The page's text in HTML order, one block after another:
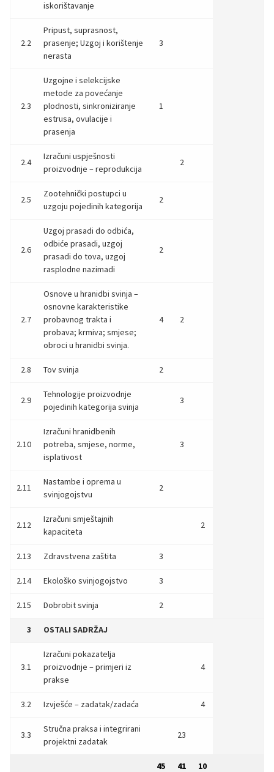
iskorištavanje
2.2
Pripust, suprasnost,
prasenje; Uzgoj i korištenje
nerasta
3
2.3
Uzgojne i selekcijske
metode za povećanje
plodnosti, sinkroniziranje
estrusa, ovulacije i
prasenja
1
2.4
Izračuni uspješnosti
proizvodnje – reprodukcija
2
2.5
Zootehnički postupci u
uzgoju pojedinih kategorija
2
2.6
Uzgoj prasadi do odbića,
odbiće prasadi, uzgoj
prasadi do tova, uzgoj
rasplodne nazimadi
2
2.7
Osnove u hranidbi svinja –
osnovne karakteristike
probavnog trakta i
probava; krmiva; smjese;
obroci u hranidbi svinja.
4 2
2.8 Tov svinja 2
2.9
Tehnologije proizvodnje
pojedinih kategorija svinja
3
2.10
Izračuni hranidbenih
potreba, smjese, norme,
isplativost
3
2.11
Nastambe i oprema u
svinjogojstvu
2
2.12
Izračuni smještajnih
kapaciteta
2
2.13 Zdravstvena zaštita 3
2.14 Ekološko svinjogojstvo 3
2.15 Dobrobit svinja 2
3 OSTALI SADRŽAJ
3.1
Izračuni pokazatelja
proizvodnje – primjeri iz
prakse
4
3.2 Izvješće – zadatak/zadaća 4
3.3
Stručna praksa i integrirani
projektni zadatak
23
45 41 10